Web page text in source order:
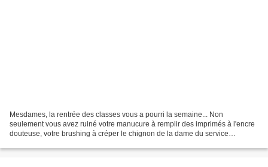
Mesdames, la rentrée des classes vous a pourri la semaine... Non
seulement vous avez ruiné votre manucure à remplir des imprimés à l'encre
douteuse, votre brushing à créper le chignon de la dame du service